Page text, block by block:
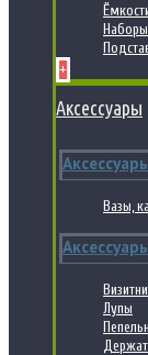
+
Аксессуары
Вазы,
Лупы